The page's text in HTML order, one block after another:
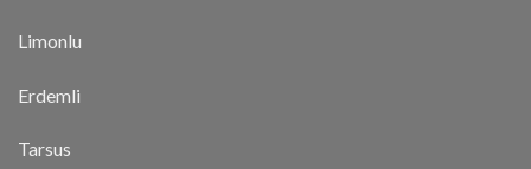
Limonlu
Erdemli
Tarsus